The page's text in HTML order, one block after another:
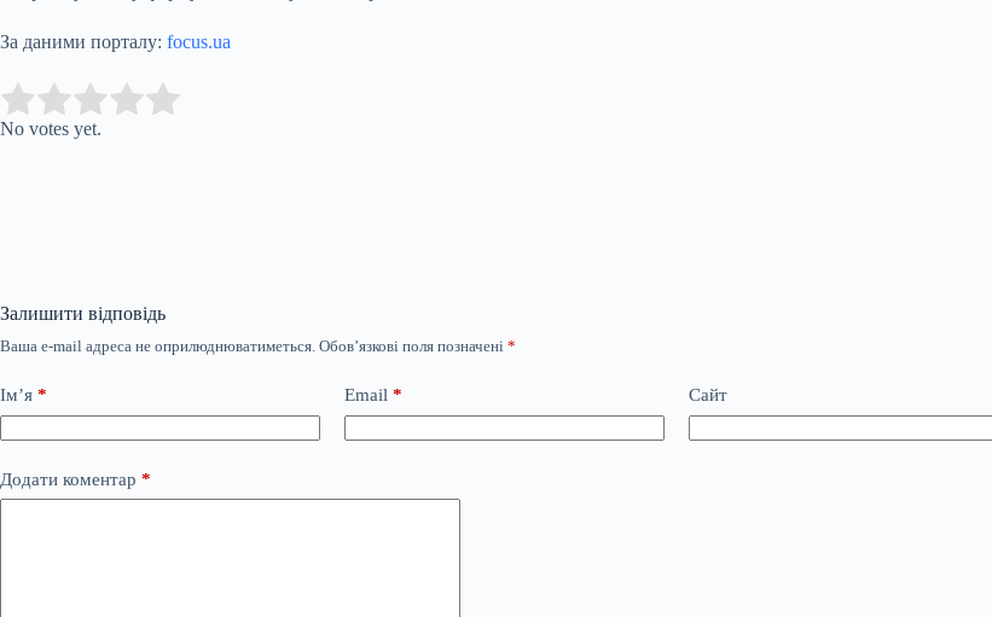
За даними порталу: focus.ua
Rate this item:
No votes yet.
Залишити відповідь
Ваша e-mail адреса не оприлюднюватиметься. Обов’язкові поля позначені *
Ім’я * Email * Сайт
Додати коментар *